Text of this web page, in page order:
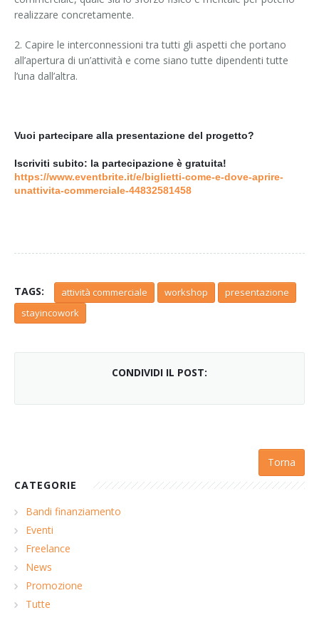
realizzare concretamente.
2. Capire le interconnessioni tra tutti gli aspetti che portano
all’apertura di un’attività e come siano tutte dipendenti tutte
l’una dall’altra.
Vuoi partecipare alla presentazione del progetto?
Iscriviti subito: la partecipazione è gratuita!
https://www.eventbrite.it/e/biglietti-come-e-dove-aprire-
unattivita-commerciale-44832581458
TAGS: attività commerciale workshop
presentazione
stayincowork
CONDIVIDI IL POST:
Torna
CATEGORIE
Bandi finanziamento
Eventi
Freelance
News
Promozione
Tutte